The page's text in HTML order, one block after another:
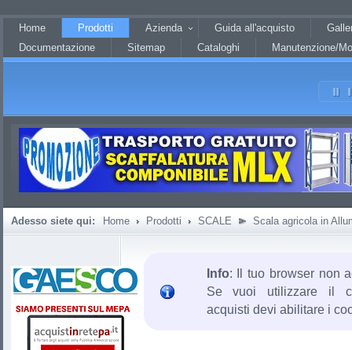
Home
Prodotti Azienda Guida all'acquisto
Documentazione
Sitemap Cataloghi Manutenzione/
Adesso siete qui: Home Prodotti SCALE Scala agricola in
Info: Il tuo browser non
Se vuoi utilizzare il
acquisti devi abilitare i